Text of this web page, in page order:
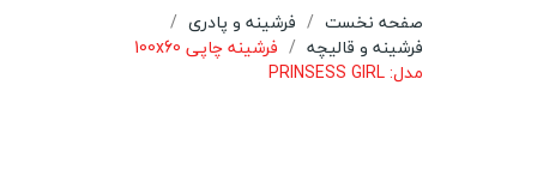
صفحه نخست
فرشینه و پادری
فرشینه و قالیچه
فرشینه چاپی 100x60
مدل: PRINSESS GIRL